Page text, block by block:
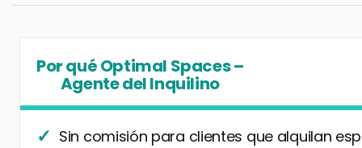
Por qué Optimal Spaces –
Agente del Inquilino
Sin comisión para clientes que alquilan